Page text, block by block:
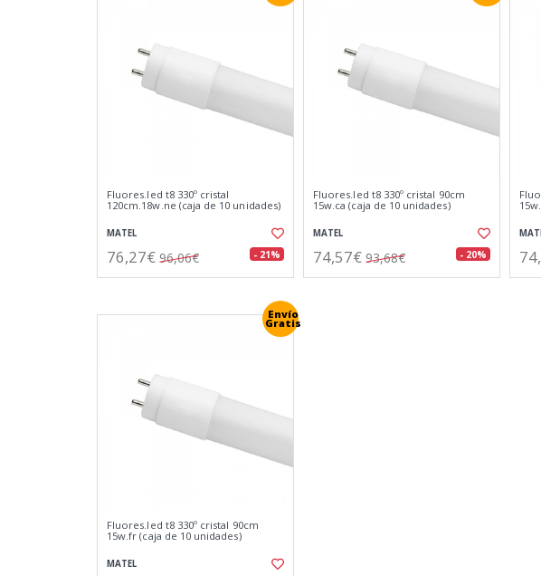
Fluores.led t8 330º cristal
120cm.18w.ne (caja de 10 unidades)
MATEL
76,27€ 96,06€ - 21%
Fluores.led t8 330º cristal 90cm
15w.ca (caja de 10 unidades)
MATEL
74,57€ 93,68€ - 20%
Envío
Gratis
Fluores.led t8 330º cristal 90cm
15w.fr (caja de 10 unidades)
MATEL